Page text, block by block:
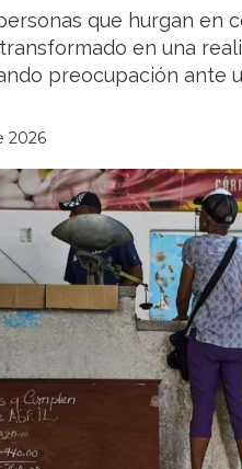
que hurgan en
en una
preocupación ante
2026